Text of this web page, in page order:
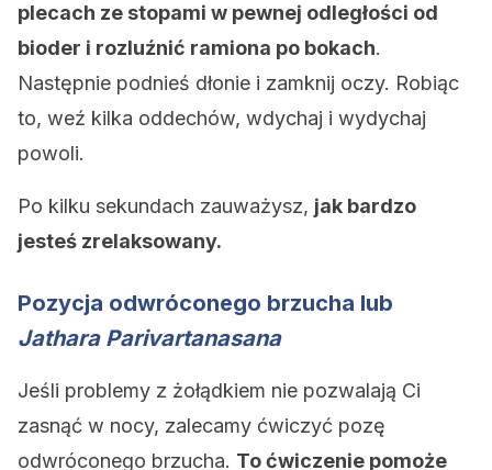
plecach ze stopami w pewnej odległości od
bioder i rozluźnić ramiona po bokach.
Następnie podnieś dłonie i zamknij oczy. Robiąc
to, weź kilka oddechów, wdychaj i wydychaj
powoli.
Po kilku sekundach zauważysz, jak bardzo
jesteś zrelaksowany.
Pozycja odwróconego brzucha lub
Jathara Parivartanasana
Jeśli problemy z żołądkiem nie pozwalają Ci
zasnąć w nocy, zalecamy ćwiczyć pozę
odwróconego brzucha. To ćwiczenie pomoże